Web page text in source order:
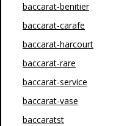
baccarat-benitier
baccarat-carafe
baccarat-harcourt
baccarat-rare
baccarat-service
baccarat-vase
baccaratst